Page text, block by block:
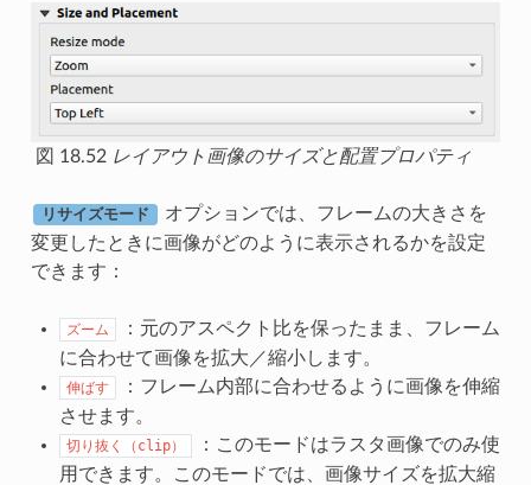
図 18.52 レイアウト画像のサイズと配置プロパティ
リサイズモード
オプションでは、フレームの大きさを
変更したときに画像がどのように表示されるかを設定
できます：
ズーム
：元のアスペクト比を保ったまま、フレーム
に合わせて画像を拡大／縮小します。
伸ばす
：フレーム内部に合わせるように画像を伸縮
させます。
切り抜く（clip）
：このモードはラスタ画像でのみ使
用できます。このモードでは、画像サイズを拡大縮